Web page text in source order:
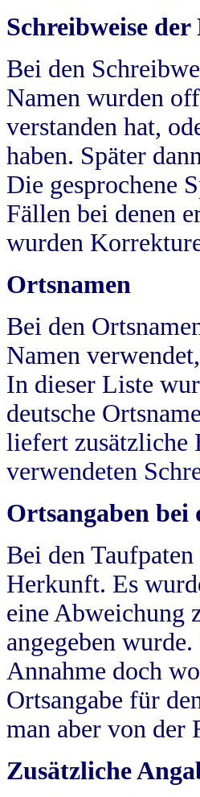
Schreibweise der
Bei den
Namen wurden
verstanden hat,
haben. Später
Die gesprochene
Fällen bei denen
wurden
Ortsnamen
Bei den
Namen
In dieser Liste
deutsche
liefert zusätzliche
verwendeten
Ortsangaben bei
Bei den
Herkunft. Es
eine Abweichung
angegeben
Annahme doch
Ortsangabe für
man aber von der
Zusätzliche